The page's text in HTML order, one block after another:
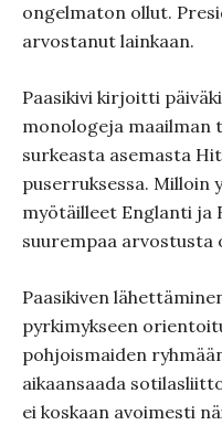
ongelmaton ollut.
arvostanut lainkaan.
Paasikivi kirjoitti
monologeja maailman
surkeasta asemasta
puserruksessa.
myötäilleet Englanti ja
suurempaa arvostusta
Paasikiven
pyrkimykseen
pohjoismaiden
aikaansaada
ei koskaan avoimesti